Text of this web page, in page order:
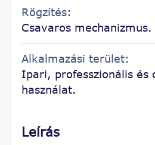
Rögzítés:
Csavaros mechanizmus.
Alkalmazási terület:
Ipari, professzionális és
használat.
Leírás